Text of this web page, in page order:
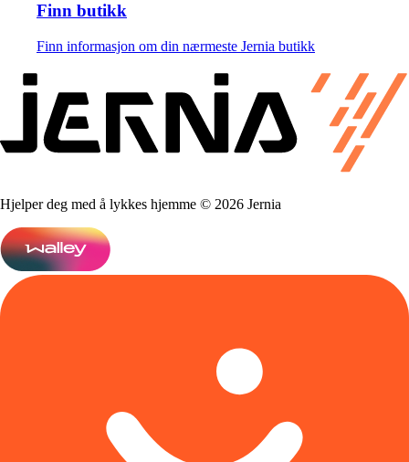
Finn butikk
Finn informasjon om din nærmeste Jernia butikk
Hjelper deg med å lykkes hjemme © 2026 Jernia